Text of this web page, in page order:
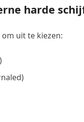
harde
uit te kiezen: